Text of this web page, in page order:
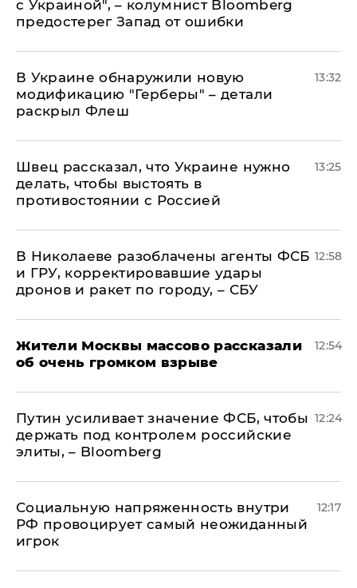
с Украиной", – колумнист Bloomberg
предостерег Запад от ошибки
В Украине обнаружили новую
модификацию "Герберы" – детали
раскрыл Флеш
13:32
Швец рассказал, что Украине нужно
делать, чтобы выстоять в
противостоянии с Россией
13:25
В Николаеве разоблачены агенты ФСБ
и ГРУ, корректировавшие удары
дронов и ракет по городу, – СБУ
12:58
Жители Москвы массово рассказали
об очень громком взрыве
12:54
Путин усиливает значение ФСБ, чтобы
держать под контролем российские
элиты, – Bloomberg
12:24
Социальную напряженность внутри
РФ провоцирует самый неожиданный
игрок
12:17